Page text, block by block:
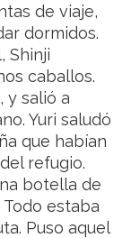
de viaje,
dormidos.
Shinji
caballos.
y salió a
Yuri saludó
que habían
refugio.
botella de
estaba
Puso aquel